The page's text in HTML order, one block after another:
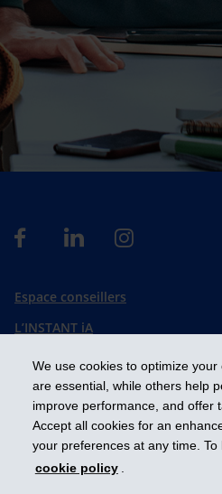
We use cookies to optimize
are essential, while others help
improve performance, and offer
Accept all cookies for an
your preferences at any time.
cookie policy .
Espace conseillers
L’INSTANT iA
English
Prendre les